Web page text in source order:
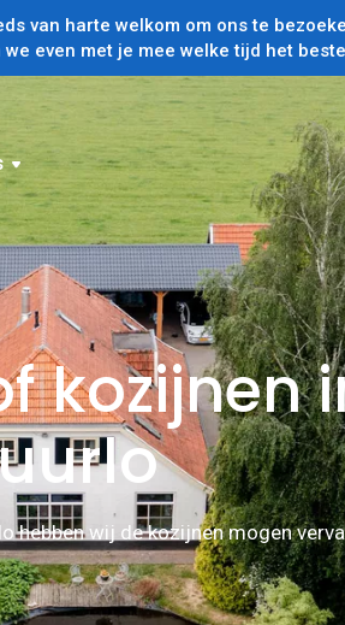
van harte welkom om ons te
even met je mee welke tijd het
kozijnen
hebben wij de kozijnen mogen